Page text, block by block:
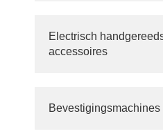
Electrisch
accessoires
Bevestigingsmachines